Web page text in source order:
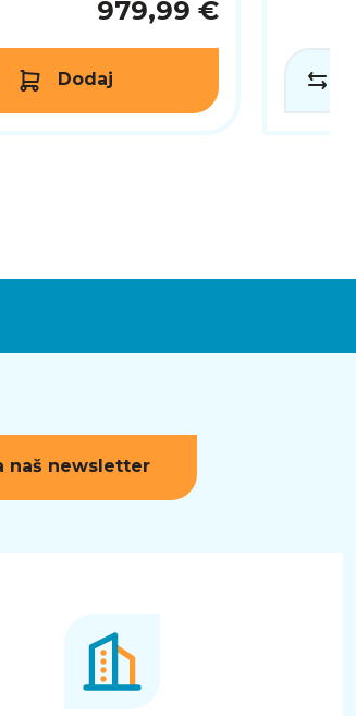
979,99 €
Dodaj
naš newsletter